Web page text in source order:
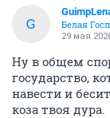
G
Белая
29 мая
Ну в общем
государство,
навести и
коза твоя дура.